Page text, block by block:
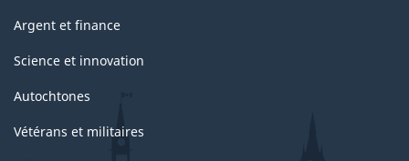
Argent et finance
Science et innovation
Autochtones
Vétérans et militaires